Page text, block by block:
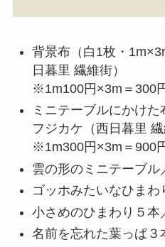
背景布（白1枚・
日暮里 繊維街）
※1m100円×3m＝300
ミニテーブルにかけ
フジカケ（西日暮里 繊
※1m300円×3m＝900
雲の形のミニテーブル
ゴッホみたいなひま
小さめのひまわり５本
名前を忘れた葉っぱ３